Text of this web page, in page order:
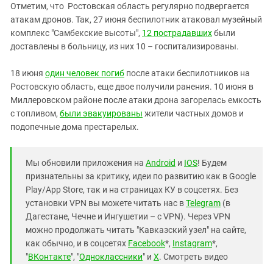
Отметим, что Ростовская область регулярно подвергается
атакам дронов. Так, 27 июня беспилотник атаковал музейный
комплекс "Самбекские высоты", 12 пострадавшихбыли
доставлены в больницу, из них 10 – госпитализированы.
18 июня один человек погиб после атаки беспилотников на
Ростовскую область, еще двое получили ранения. 10 июня в
Миллеровском районе после атаки дрона загорелась емкость
с топливом, были эвакуированы жители частных домов и
подопечные дома престарелых.
Мы обновили приложения на Android и IOS! Будем
признательны за критику, идеи по развитию как в Google
Play/App Store, так и на страницах КУ в соцсетях. Без
установки VPN вы можете читать нас вTelegram (в
Дагестане, Чечне и Ингушетии – с VPN). Через VPN
можно продолжать читать "Кавказский узел" на сайте,
как обычно, и в соцсетях Facebook*, Instagram*,
"ВКонтакте", "Одноклассники" и X. Смотреть видео